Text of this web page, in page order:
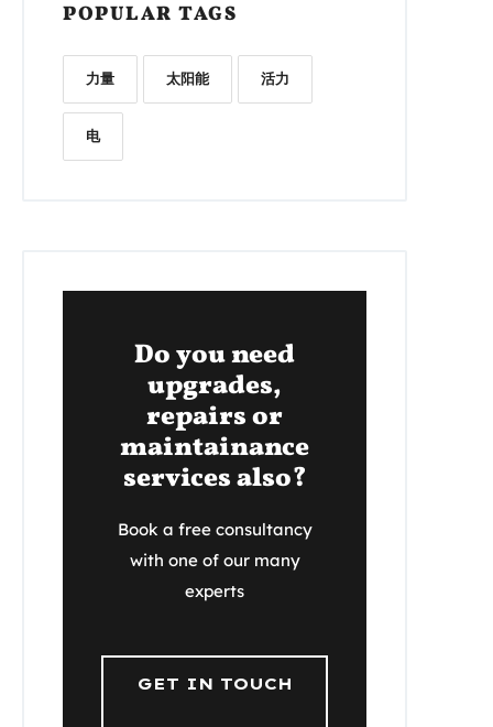
POPULAR TAGS
力量 太阳能 活力
电
Do you need
upgrades,
repairs or
maintainance
services also?
Book a free consultancy
with one of our many
experts
GET IN TOUCH